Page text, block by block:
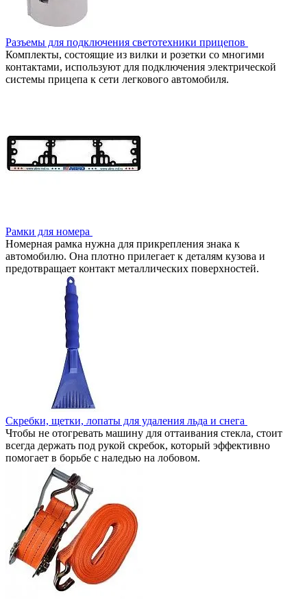
Разъемы для подключения светотехники прицепов
Комплекты, состоящие из вилки и розетки со многими
контактами, используют для подключения электрической
системы прицепа к сети легкового автомобиля.
Рамки для номера
Номерная рамка нужна для прикрепления знака к
автомобилю. Она плотно прилегает к деталям кузова и
предотвращает контакт металлических поверхностей.
Скребки, щетки, лопаты для удаления льда и снега
Чтобы не отогревать машину для оттаивания стекла, стоит
всегда держать под рукой скребок, который эффективно
помогает в борьбе с наледью на лобовом.